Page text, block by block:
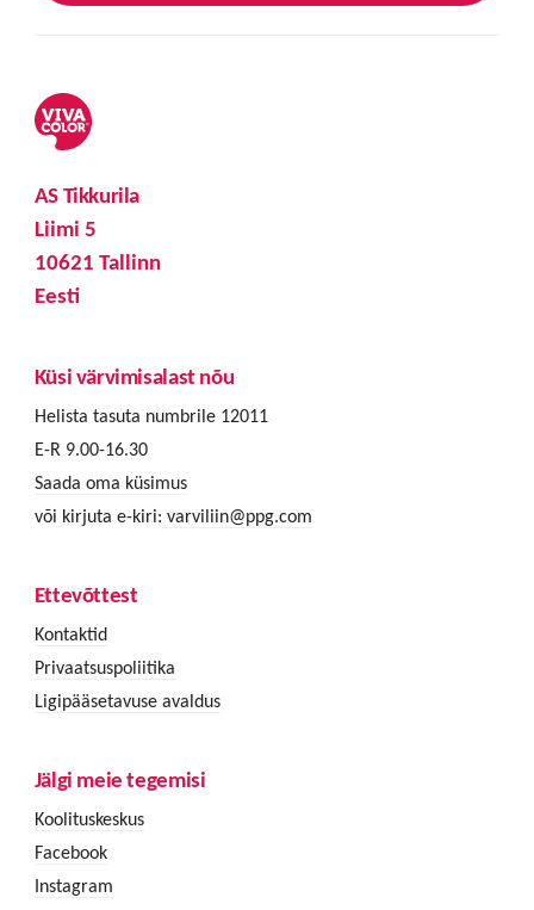
AS Tikkurila
Liimi 5
10621 Tallinn
Eesti
Küsi värvimisalast nõu
Helista tasuta numbrile 12011
E-R 9.00-16.30
Saada oma küsimus
või kirjuta e-kiri: varviliin@ppg.com
Ettevõttest
Kontaktid
Privaatsuspoliitika
Ligipääsetavuse avaldus
Jälgi meie tegemisi
Koolituskeskus
Facebook
Instagram